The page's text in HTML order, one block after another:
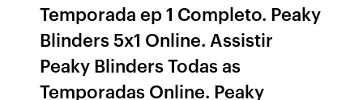
Temporada ep 1 Completo. Peaky
Blinders 5x1 Online. Assistir
Peaky Blinders Todas as
Temporadas Online. Peaky